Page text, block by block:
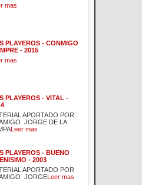
mas
PLAYEROS - CONMIGO
- 2015
mas
PLAYEROS - VITAL -
APORTADO POR
JORGE DE LA
Leer mas
PLAYEROS - BUENO
- 2003
APORTADO POR
JORGELeer mas